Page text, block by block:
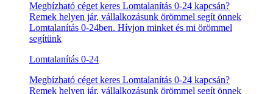
Megbízható céget keres Lomtalanítás 0-24 kapcsán?
Remek helyen jár, vállalkozásunk örömmel segít önnek
Lomtalanítás 0-24ben. Hívjon minket és mi örömmel
segítünk
Lomtalanítás 0-24
Megbízható céget keres Lomtalanítás 0-24 kapcsán?
Remek helyen jár, vállalkozásunk örömmel segít önnek